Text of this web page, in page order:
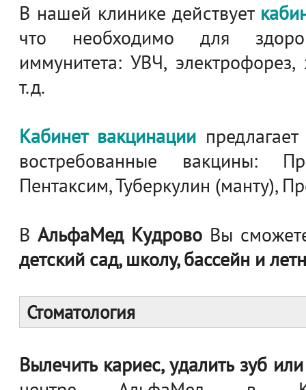
В нашей клинике действует
что необходимо для
иммунитета: УВЧ,
т.д.
Кабинет вакцинации
востребованные вакцины:
Пентаксим, Туберкулин (манту),
В АльфаМед Кудрово Вы
детский сад, школу, бассейн и
Стоматология
Вылечить кариес, удалить зуб